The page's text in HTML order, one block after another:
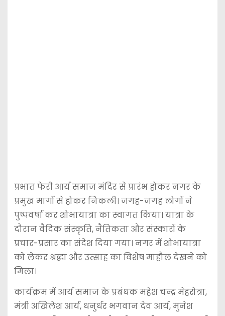
प्रभात फेरी आर्य समाज मंदिर से प्रारंभ होकर नगर के
प्रमुख मार्गों से होकर निकली। जगह-जगह लोगों ने
पुष्पवर्षा कर शोभायात्रा का स्वागत किया। यात्रा के
दौरान वैदिक संस्कृति, नैतिकता और संस्कारों के
प्रचार-प्रसार का संदेश दिया गया। नगर में शोभायात्रा
को लेकर श्रद्धा और उत्साह का विशेष माहौल देखने को
मिला।
कार्यक्रम में आर्य समाज के प्रबंधक महेश चन्द्र मेहरोत्रा,
मंत्री अखिलेश आर्य, धनुर्धर भगवान देव आर्य, मुनेश